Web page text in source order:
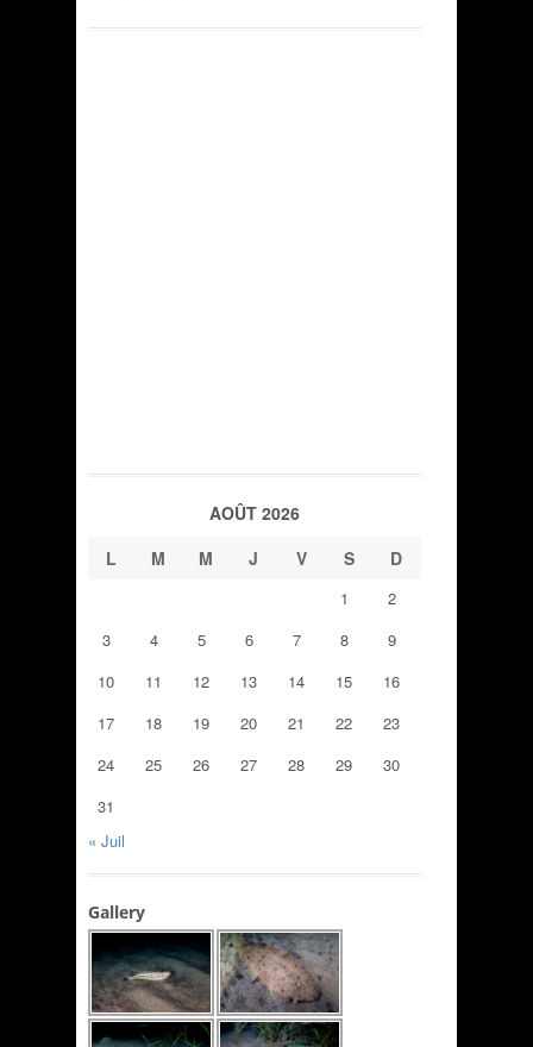
AOÛT 2026
L
M M J V S D
1
2
3
4 5 6 7 8
9
10
11 12 13 14 15
16
17
18 19 20 21 22
23
24
25 26 27 28 29
30
31
« Juil
Gallery